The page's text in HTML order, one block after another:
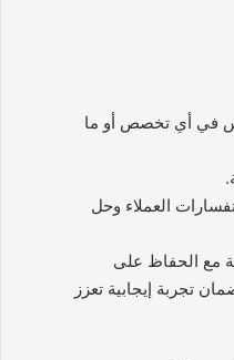
في أي تخصص أو ما
العملاء وحل
مع الحفاظ على
تجربة إيجابية تعزز